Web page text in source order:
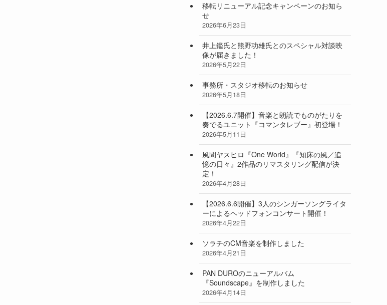
移転リニューアル記念キャンペーンのお知ら
せ
2026年6月23日
井上鑑氏と熊野功雄氏とのスペシャル対談映
像が届きました！
2026年5月22日
事務所・スタジオ移転のお知らせ
2026年5月18日
【2026.6.7開催】音楽と朗読でものがたりを
奏でるユニット『コマンタレブー』初登場！
2026年5月11日
風間ヤスヒロ『One World』『知床の風／追
憶の日々』2作品のリマスタリング配信が決
定！
2026年4月28日
【2026.6.6開催】3人のシンガーソングライタ
ーによるヘッドフォンコンサート開催！
2026年4月22日
ソラチのCM音楽を制作しました
2026年4月21日
PAN DUROのニューアルバム
『Soundscape』を制作しました
2026年4月14日